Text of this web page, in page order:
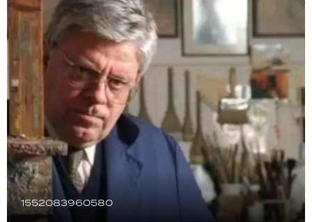
1552083960580
TECNOLOGÍA
RECETAS
PALABRAS
HORÓSCOPO
Seguinos